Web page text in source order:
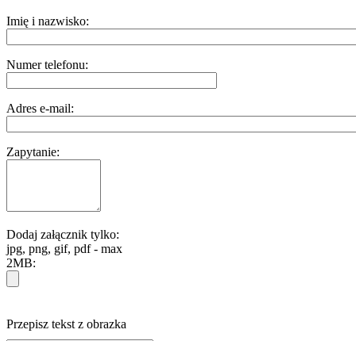
Imię i nazwisko:
Numer telefonu:
Adres e-mail:
Zapytanie:
Dodaj załącznik tylko:
jpg, png, gif, pdf - max
2MB:
Przepisz tekst z obrazka